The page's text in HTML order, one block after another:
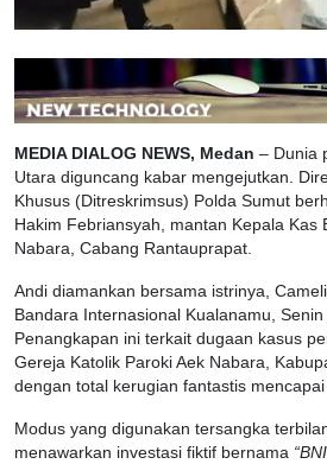
MEDIA DIALOG NEWS, Medan – Dunia
Utara diguncang kabar mengejutkan.
Khusus (Ditreskrimsus) Polda Sumut
Hakim Febriansyah, mantan Kepala Kas
Nabara, Cabang Rantauprapat.
Andi diamankan bersama istrinya,
Bandara Internasional Kualanamu,
Penangkapan ini terkait dugaan kasus
Gereja Katolik Paroki Aek Nabara,
dengan total kerugian fantastis
Modus yang digunakan tersangka
menawarkan investasi fiktif bernama